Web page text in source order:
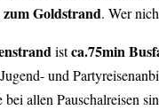
zum Goldstrand. Wer
istca.75min
und
bei allen Pauschalreisen